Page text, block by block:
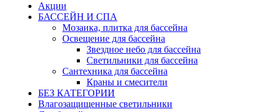
Акции
БАССЕЙН И СПА
Мозаика, плитка для бассейна
Освещение для бассейна
Звездное небо для бассейна
Светильники для бассейна
Сантехника для бассейна
Краны и смесители
БЕЗ КАТЕГОРИИ
Влагозащищенные светильники